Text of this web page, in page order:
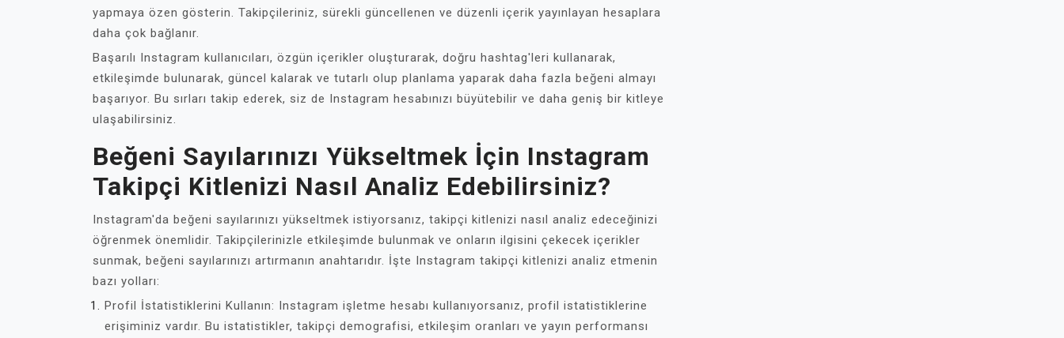
yapmaya özen gösterin. Takipçileriniz, sürekli güncellenen ve düzenli içerik yayınlayan hesaplara
daha çok bağlanır.
Başarılı Instagram kullanıcıları, özgün içerikler oluşturarak, doğru hashtag'leri kullanarak,
etkileşimde bulunarak, güncel kalarak ve tutarlı olup planlama yaparak daha fazla beğeni almayı
başarıyor. Bu sırları takip ederek, siz de Instagram hesabınızı büyütebilir ve daha geniş bir kitleye
ulaşabilirsiniz.
Beğeni Sayılarınızı Yükseltmek İçin Instagram
Takipçi Kitlenizi Nasıl Analiz Edebilirsiniz?
Instagram'da beğeni sayılarınızı yükseltmek istiyorsanız, takipçi kitlenizi nasıl analiz edeceğinizi
öğrenmek önemlidir. Takipçilerinizle etkileşimde bulunmak ve onların ilgisini çekecek içerikler
sunmak, beğeni sayılarınızı artırmanın anahtarıdır. İşte Instagram takipçi kitlenizi analiz etmenin
bazı yolları:
Profil İstatistiklerini Kullanın: Instagram işletme hesabı kullanıyorsanız, profil istatistiklerine
erişiminiz vardır. Bu istatistikler, takipçi demografisi, etkileşim oranları ve yayın performansı